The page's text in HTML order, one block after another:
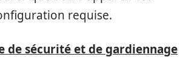
requise.
de sécurité et de gardiennage